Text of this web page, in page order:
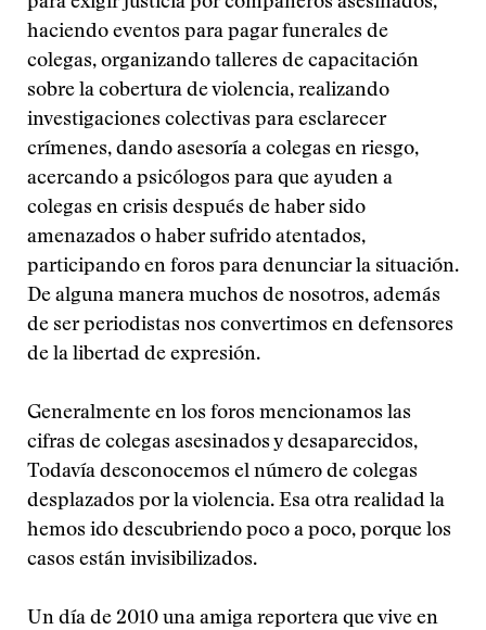
haciendo eventos para pagar funerales de
colegas, organizando talleres de capacitación
sobre la cobertura de violencia, realizando
investigaciones colectivas para esclarecer
crímenes, dando asesoría a colegas en riesgo,
acercando a psicólogos para que ayuden a
colegas en crisis después de haber sido
amenazados o haber sufrido atentados,
participando en foros para denunciar la situación.
De alguna manera muchos de nosotros, además
de ser periodistas nos convertimos en defensores
de la libertad de expresión.
Generalmente en los foros mencionamos las
cifras de colegas asesinados y desaparecidos,
Todavía desconocemos el número de colegas
desplazados por la violencia. Esa otra realidad la
hemos ido descubriendo poco a poco, porque los
casos están invisibilizados.
Un día de 2010 una amiga reportera que vive en